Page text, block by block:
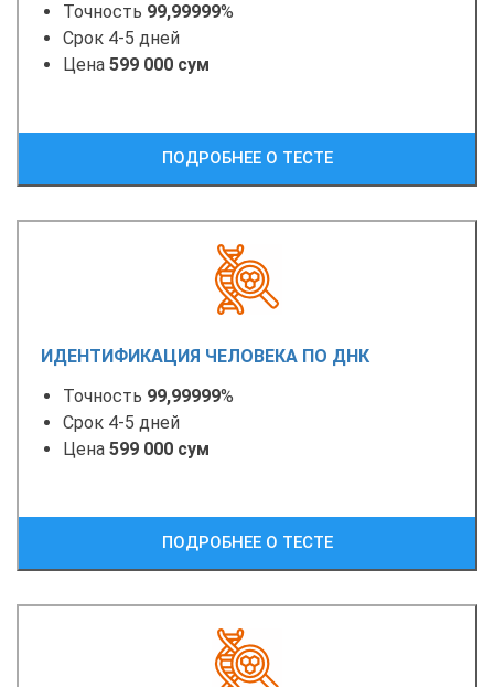
Точность 99,99999%
Срок 4-5 дней
Цена 599 000 сум
ПОДРОБНЕЕ О ТЕСТЕ
ИДЕНТИФИКАЦИЯ ЧЕЛОВЕКА ПО ДНК
Точность 99,99999%
Срок 4-5 дней
Цена 599 000 сум
ПОДРОБНЕЕ О ТЕСТЕ